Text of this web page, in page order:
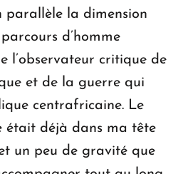
parallèle la dimension
d’homme
l’observateur critique de
et de la guerre qui
centrafricaine. Le
était déjà dans ma tête
un peu de gravité que